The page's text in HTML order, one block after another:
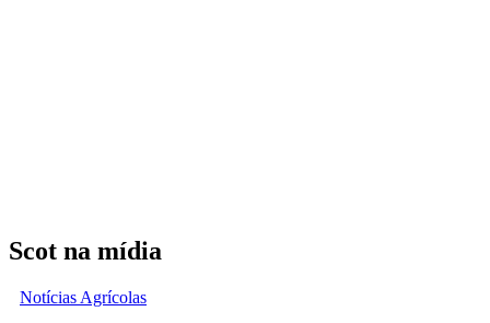
Scot na mídia
Notícias Agrícolas